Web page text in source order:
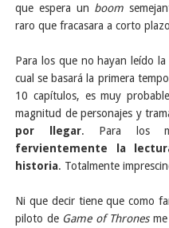
que espera un boom
raro que fracasara a corto
Para los que no hayan leído
cual se basará la primera
10 capítulos, es muy
magnitud de personajes y
por llegar. Para los
fervientemente la
historia. Totalmente
Ni que decir tiene que como
piloto de Game of Thronesme